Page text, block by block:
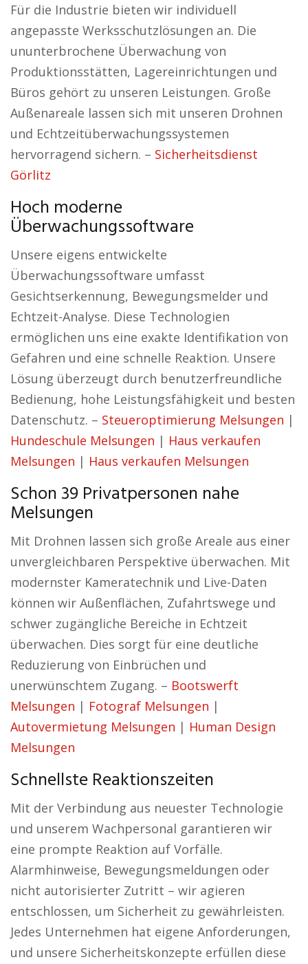
Für die Industrie bieten wir individuell
angepasste Werksschutzlösungen an. Die
ununterbrochene Überwachung von
Produktionsstätten, Lagereinrichtungen und
Büros gehört zu unseren Leistungen. Große
Außenareale lassen sich mit unseren Drohnen
und Echtzeitüberwachungssystemen
hervorragend sichern. – Sicherheitsdienst
Görlitz
Hoch moderne
Überwachungssoftware
Unsere eigens entwickelte
Überwachungssoftware umfasst
Gesichtserkennung, Bewegungsmelder und
Echtzeit-Analyse. Diese Technologien
ermöglichen uns eine exakte Identifikation von
Gefahren und eine schnelle Reaktion. Unsere
Lösung überzeugt durch benutzerfreundliche
Bedienung, hohe Leistungsfähigkeit und besten
Datenschutz. – Steueroptimierung Melsungen |
Hundeschule Melsungen | Haus verkaufen
Melsungen | Haus verkaufen Melsungen
Schon 39 Privatpersonen nahe
Melsungen
Mit Drohnen lassen sich große Areale aus einer
unvergleichbaren Perspektive überwachen. Mit
modernster Kameratechnik und Live-Daten
können wir Außenflächen, Zufahrtswege und
schwer zugängliche Bereiche in Echtzeit
überwachen. Dies sorgt für eine deutliche
Reduzierung von Einbrüchen und
unerwünschtem Zugang. – Bootswerft
Melsungen | Fotograf Melsungen |
Autovermietung Melsungen | Human Design
Melsungen
Schnellste Reaktionszeiten
Mit der Verbindung aus neuester Technologie
und unserem Wachpersonal garantieren wir
eine prompte Reaktion auf Vorfälle.
Alarmhinweise, Bewegungsmeldungen oder
nicht autorisierter Zutritt – wir agieren
entschlossen, um Sicherheit zu gewährleisten.
Jedes Unternehmen hat eigene Anforderungen,
und unsere Sicherheitskonzepte erfüllen diese